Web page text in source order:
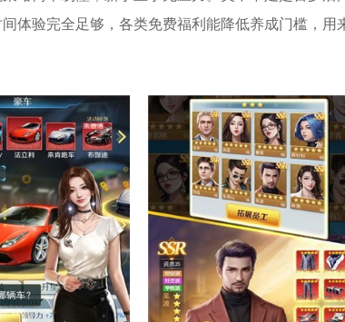
体验完全足够，各类免费福利能降低养成门槛，用